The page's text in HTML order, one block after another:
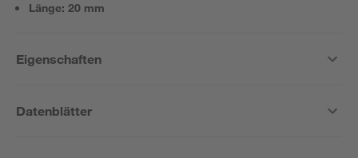
Länge: 20 mm
Eigenschaften
Datenblätter